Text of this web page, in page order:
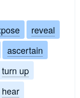
reveal
ascertain
turn up
hear